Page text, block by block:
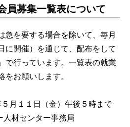
募集一覧表について
急を要する場合を除いて、毎月
に開催）を通じて、配布をして
で行っています。一覧表の就業
をお願いします。
１１日（金）午後５時まで
材センター事務局